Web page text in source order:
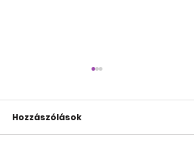
Hozzászólások